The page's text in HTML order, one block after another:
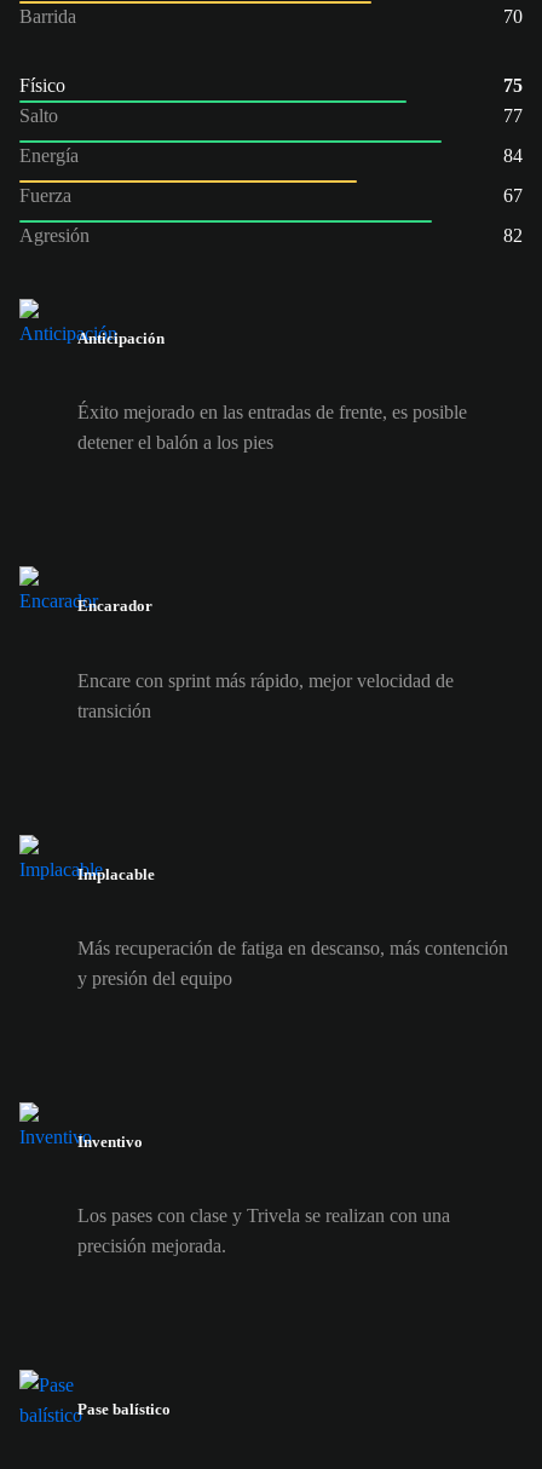
Barrida
70
Físico
75
Salto
77
Energía
84
Fuerza
67
Agresión
82
Anticipación
Éxito mejorado en las entradas de frente, es posible
detener el balón a los pies
Encarador
Encare con sprint más rápido, mejor velocidad de
transición
Implacable
Más recuperación de fatiga en descanso, más contención
y presión del equipo
Inventivo
Los pases con clase y Trivela se realizan con una
precisión mejorada.
Pase balístico